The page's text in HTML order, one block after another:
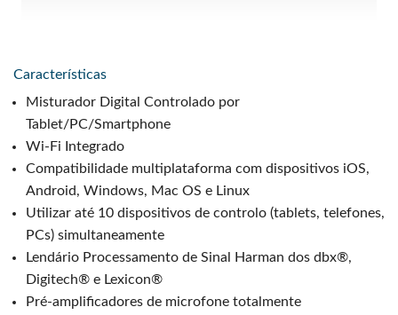
Características
Misturador Digital Controlado por
Tablet/PC/Smartphone
Wi-Fi Integrado
Compatibilidade multiplataforma com dispositivos iOS,
Android, Windows, Mac OS e Linux
Utilizar até 10 dispositivos de controlo (tablets, telefones,
PCs) simultaneamente
Lendário Processamento de Sinal Harman dos dbx®,
Digitech® e Lexicon®
Pré-amplificadores de microfone totalmente